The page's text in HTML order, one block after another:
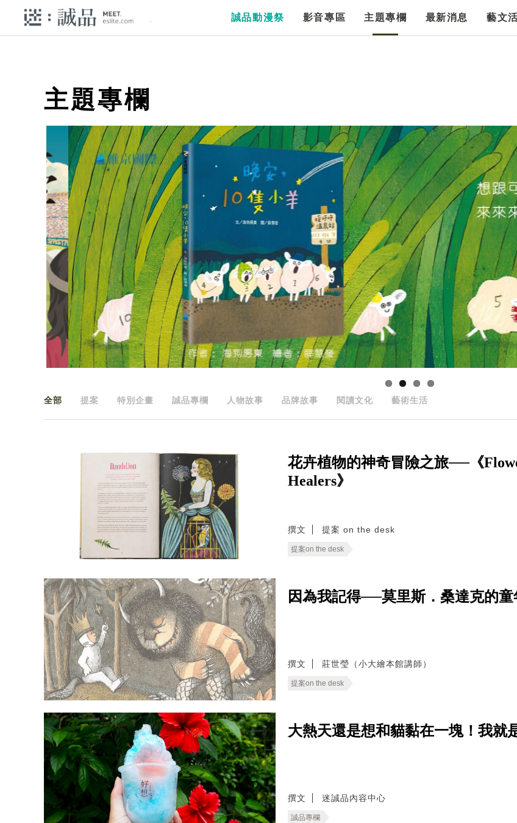
誠品動漫祭 影音專區 主題專欄 最新消息 藝文
主題專欄
全部 提案 特別企畫 誠品專欄 人物故事 品牌故事 閱讀文化 藝術生活
花卉植物的神奇冒險之旅──《
Healers》
撰文 提案 on the desk
提案on the desk
因為我記得──莫里斯．桑達克的童
撰文 莊世瑩（小大繪本館講師）
提案on the desk
大熱天還是想和貓黏在一塊！我就
撰文 迷誠品內容中心
誠品專欄